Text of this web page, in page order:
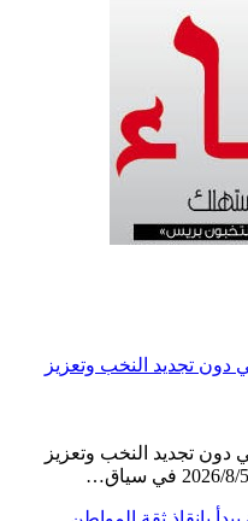
دون تجديد النخب وتعزيز
دون تجديد النخب وتعزيز